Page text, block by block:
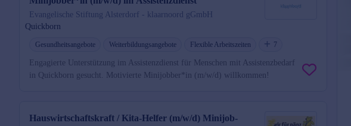
Evangelische Stiftung Alsterdorf - klaarnoord gGmbH
Quickborn
Gesundheitsangebote Weiterbildungsangebote Flexible Arbeitszeiten 7
Engagierte Unterstützung im Assistenzdienst für Menschen mit Assistenzbedarf
in Quickborn gesucht. Motivierte Minijobber*in (m/w/d) willkommen!
Hauswirtschaftskraft / Kita-Helfer (m/w/d) Minijob-